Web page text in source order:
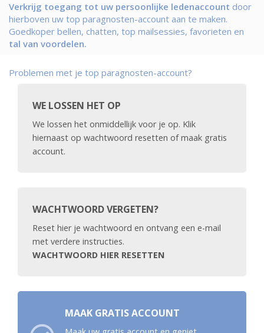
Verkrijg toegang tot uw persoonlijke ledenaccount door
hierboven uw top paragnosten-account aan te maken.
Goedkoper bellen, chatten, top mailsessies, favorieten en
tal van voordelen.
Problemen met je top paragnosten-account?
WE LOSSEN HET OP
We lossen het onmiddellijk voor je op. Klik
hiernaast op wachtwoord resetten of maak gratis
account.
WACHTWOORD VERGETEN?
Reset hier je wachtwoord en ontvang een e-mail
met verdere instructies.
WACHTWOORD HIER RESETTEN
MAAK GRATIS ACCOUNT